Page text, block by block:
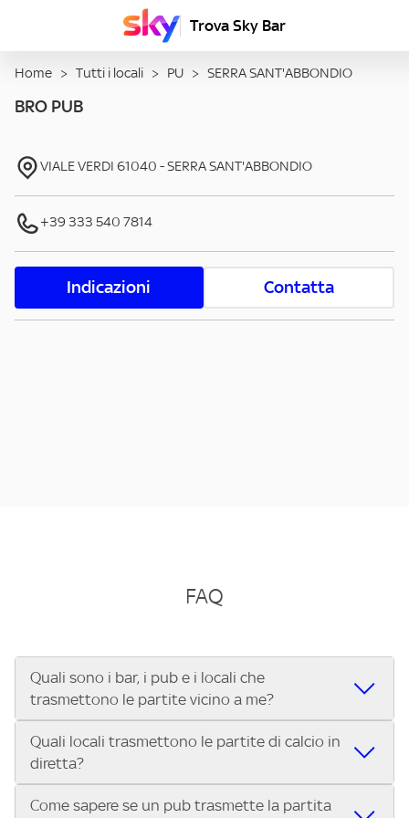
Trova Sky Bar
Home > Tutti i locali > PU > SERRA SANT'ABBONDIO
BRO PUB
VIALE VERDI 61040 -SERRA SANT'ABBONDIO
+39 333 540 7814
Indicazioni Contatta
FAQ
Quali sono i bar, i pub e i locali che
trasmettono le partite vicino a me?
Se cerchi un bar, pub, ristorante o locale vicino a te per
vedere le partite di Serie A ENILIVE, la Serie C Sky Wifi, la
UEFA Champions League, la UEFA Europa League, la UEFA
Conference League, il Tennis, la Formula 1®, la MotoGP™ e
Quali locali trasmettono le partite di calcio in
diretta?
Vuoi sapere quali bar, pub o ristoranti mostrano le partite
Come sapere se un pub trasmette la partita